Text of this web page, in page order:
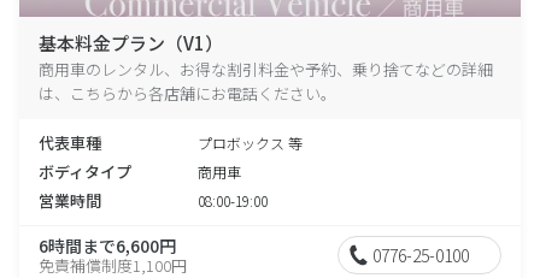
基本料金プラン（V1）
商用車のレンタル、お得な割引料金や予約、乗り捨てなどの詳細
は、こちらから各店舗にお電話ください。
代表車種 プロボックス 等
ボディタイプ 商用車
営業時間 08:00-19:00
6時間まで6,600円
免責補償制度1,100円 0776-25-0100